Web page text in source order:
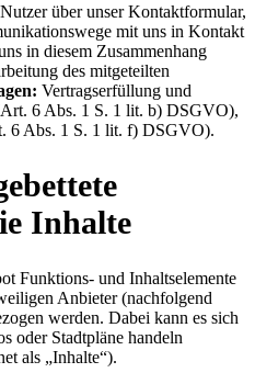
über unser Kontaktformular,
mit uns in Kontakt
in diesem Zusammenhang
des mitgeteilten
Vertragserfüllung und
6 Abs. 1 S. 1 lit. b) DSGVO),
6 Abs. 1 S. 1 lit. f) DSGVO).
Inhalte
Funktions- und Inhaltselemente
Anbieter (nachfolgend
werden. Dabei kann es sich
oder Stadtpläne handeln
als „Inhalte“).